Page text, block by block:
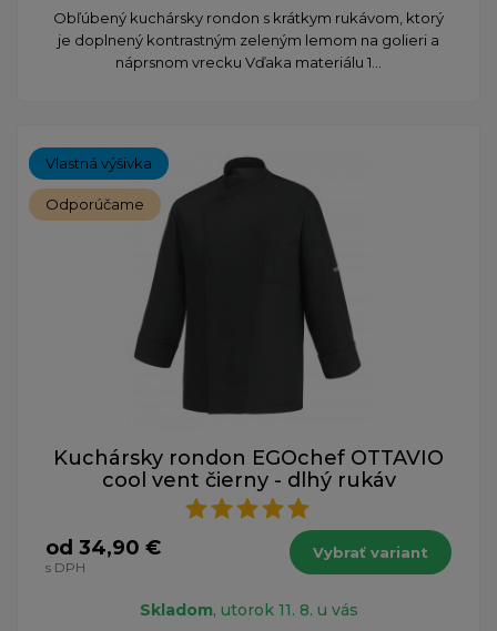
​Obľúbený kuchársky rondon s krátkym rukávom, ktorý
je doplnený kontrastným zeleným lemom na golieri a
náprsnom vrecku Vďaka materiálu 1...
Vlastná výšivka
Odporúčame
Kuchársky rondon EGOchef OTTAVIO
cool vent čierny - dlhý rukáv
od 34,90 €
s DPH
Vybrať variant
Skladom, utorok 11. 8. u vás